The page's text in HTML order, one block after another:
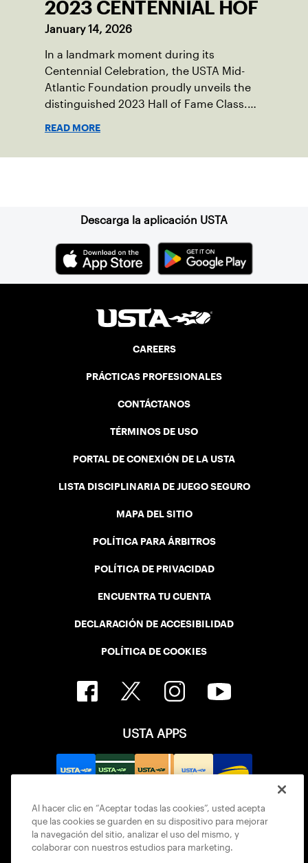
2023 CENTENNIAL HOF
January 14, 2026
In a landmark moment during its
Centennial Celebration, the USTA Mid-
Atlantic Foundation proudly unveils the
distinguished 2023 Hall of Fame Class.
READ MORE
Descarga la aplicación USTA
CAREERS
PRÁCTICAS PROFESIONALES
CONTÁCTANOS
TÉRMINOS DE USO
PORTAL DE CONEXIÓN DE LA USTA
LISTA DISCIPLINARIA DE JUEGO SEGURO
MAPA DEL SITIO
POLÍTICA PARA ÁRBITROS
POLÍTICA DE PRIVACIDAD
ENCUENTRA TU CUENTA
DECLARACIÓN DE ACCESIBILIDAD
POLÍTICA DE COOKIES
USTA APPS
Al hacer clic en “Aceptar todas las cookies”, usted acepta
que las cookies se guarden en su dispositivo para mejorar
la navegación del sitio, analizar el uso del mismo, y
colaborar con nuestros estudios para marketing.